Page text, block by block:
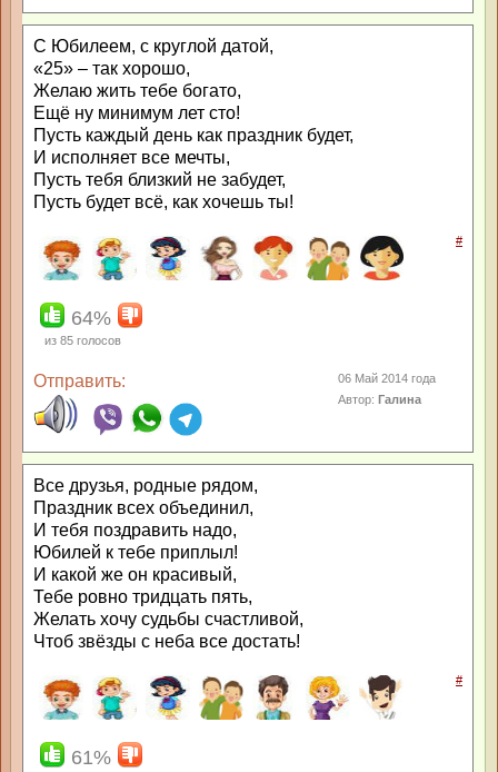
С Юбилеем, с круглой датой,
«25» – так хорошо,
Желаю жить тебе богато,
Ещё ну минимум лет сто!
Пусть каждый день как праздник будет,
И исполняет все мечты,
Пусть тебя близкий не забудет,
Пусть будет всё, как хочешь ты!
#
64%
из 85 голосов
Отправить:
06 Май 2014 года
Автор:Галина
Все друзья, родные рядом,
Праздник всех объединил,
И тебя поздравить надо,
Юбилей к тебе приплыл!
И какой же он красивый,
Тебе ровно тридцать пять,
Желать хочу судьбы счастливой,
Чтоб звёзды с неба все достать!
#
61%